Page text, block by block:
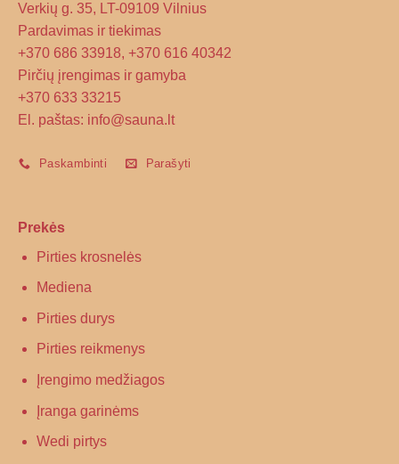
Verkių g. 35, LT-09109 Vilnius
Pardavimas ir tiekimas
+370 686 33918, +370 616 40342
Pirčių įrengimas ir gamyba
+370 633 33215
El. paštas: info@sauna.lt
Paskambinti Parašyti
Prekės
Pirties krosnelės
Mediena
Pirties durys
Pirties reikmenys
Įrengimo medžiagos
Įranga garinėms
Wedi pirtys